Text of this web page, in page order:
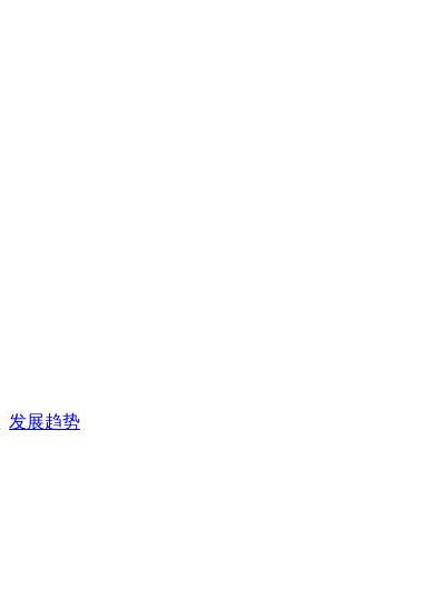
发展趋势